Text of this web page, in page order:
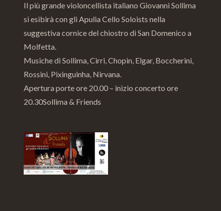
Il più grande violoncellista italiano Giovanni Sollima
si esibirà con gli Apulia Cello Soloists nella
suggestiva cornice del chiostro di San Domenico a
Molfetta.
Musiche di Sollima, Cirri, Chopin, Elgar, Boccherini,
Rossini, Pixinguinha, Nirvana.
Apertura porte ore 20.00 – inizio concerto ore
20.30Sollima & Friends